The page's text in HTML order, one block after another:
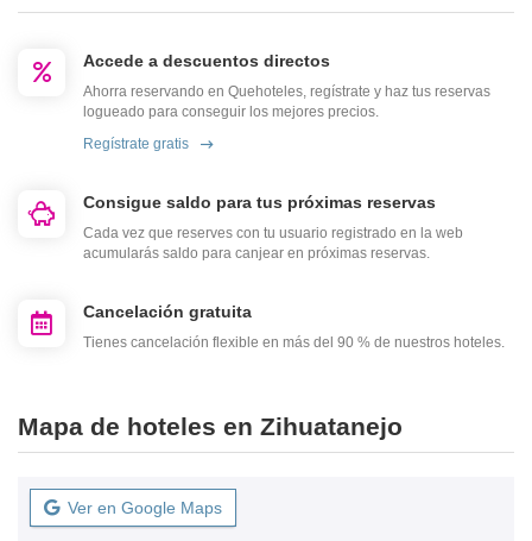
Accede a descuentos directos
Ahorra reservando en Quehoteles, regístrate y haz tus reservas
logueado para conseguir los mejores precios.
Regístrate gratis
Consigue saldo para tus próximas reservas
Cada vez que reserves con tu usuario registrado en la web
acumularás saldo para canjear en próximas reservas.
Cancelación gratuita
Tienes cancelación flexible en más del 90 % de nuestros hoteles.
Mapa de hoteles en Zihuatanejo
Ver en Google Maps